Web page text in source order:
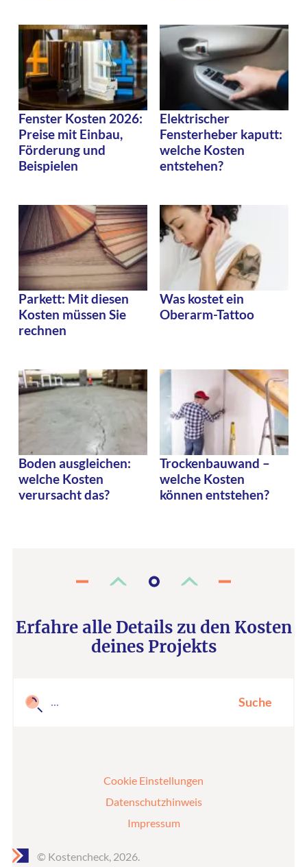
Fenster Kosten 2026:
Preise mit Einbau,
Förderung und
Beispielen
Elektrischer
Fensterheber kaputt:
welche Kosten
entstehen?
Parkett: Mit diesen
Kosten müssen Sie
rechnen
Was kostet ein
Oberarm-Tattoo
Boden ausgleichen:
welche Kosten
verursacht das?
Trockenbauwand –
welche Kosten
können entstehen?
Erfahre alle Details zu den Kosten
deines Projekts
Suche
© Kostencheck, 2026.
Cookie Einstellungen
Datenschutzhinweis
Impressum